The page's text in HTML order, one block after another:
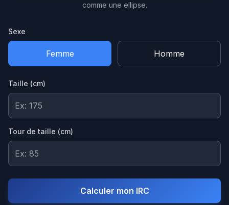
comme une ellipse.
Sexe
Femme Homme
Taille (cm)
Tour de taille (cm)
Calculer mon IRC